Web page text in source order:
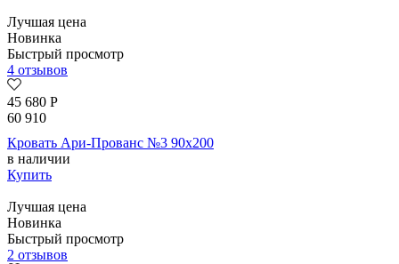
Лучшая цена
Новинка
Быстрый просмотр
4 отзывов
45 680 Р
60 910
Кровать Ари-Прованс №3 90х200
в наличии
Купить
Лучшая цена
Новинка
Быстрый просмотр
2 отзывов